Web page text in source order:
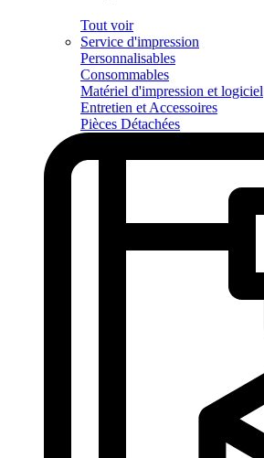
Tout voir
Service d'impression
Personnalisables
Consommables
Matériel d'impression et logiciel
Entretien et Accessoires
Pièces Détachées